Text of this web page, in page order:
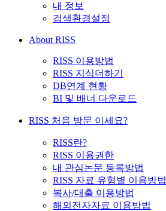
내 정보
검색환경설정
About RISS
RISS 이용방법
RISS 지식더하기
DB연계 현황
BI 및 배너 다운로드
RISS 처음 방문 이세요?
RISS란?
RISS 이용권한
내 관심논문 등록방법
RISS 자료 유형별 이용방법
복사/대출 이용방법
해외전자자료 이용방법